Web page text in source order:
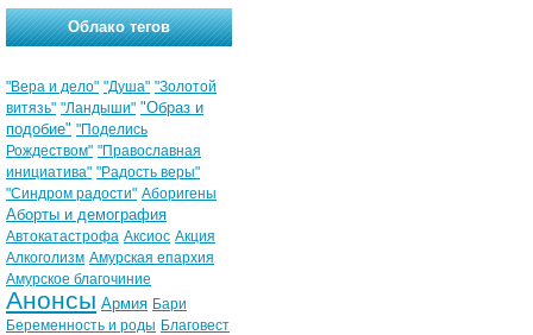
Облако тегов
"Вера и дело" "Душа" "Золотой
витязь" "Ландыши" "Образ и
подобие" "Поделись
Рождеством" "Православная
инициатива" "Радость веры"
"Синдром радости" Аборигены
Аборты и демография
Автокатастрофа Аксиос Акция
Алкоголизм Амурская епархия
Амурское благочиние
Анонсы Армия Бари
Беременность и роды Благовест